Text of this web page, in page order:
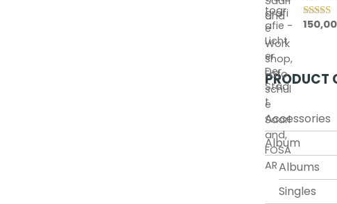
150,00
PRODUCT
Accessories
Album
Albums
Singles